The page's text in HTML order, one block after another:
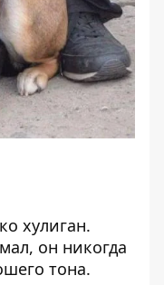
хулиган.
он никогда
тона.